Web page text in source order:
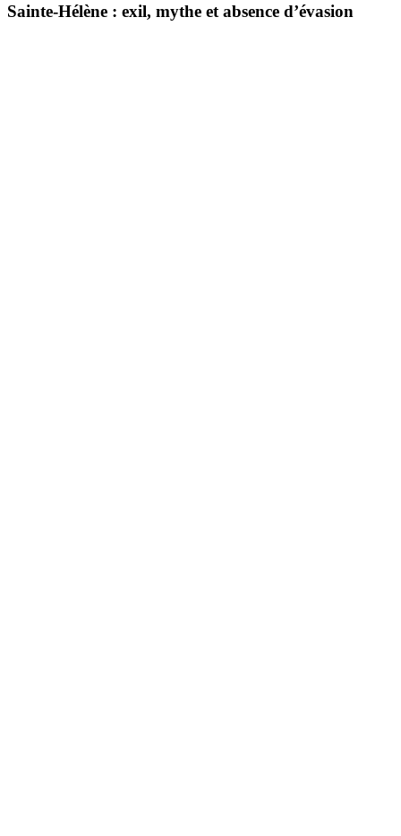
Sainte-Hélène : exil, mythe et absence d’évasion